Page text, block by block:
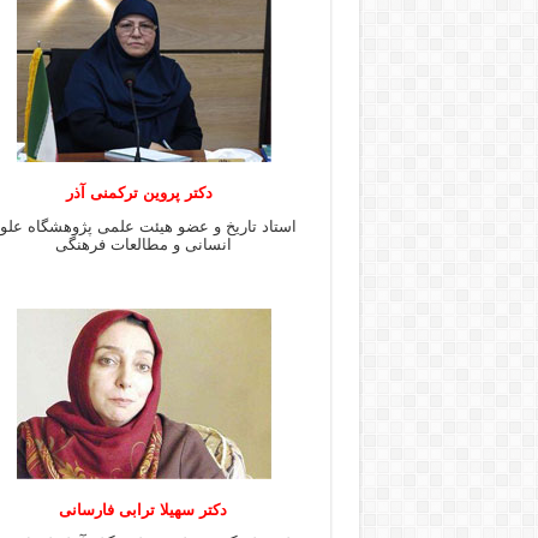
دکتر پروین ترکمنی آذر
استاد تاریخ و عضو هیئت علمی پژوهشگاه
انسانی و مطالعات فرهنگى
دکتر سهیلا ترابی فارسانی